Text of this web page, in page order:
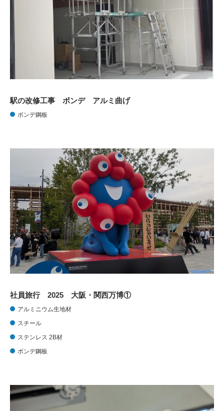
駅の改修工事 ボンデ アルミ曲げ
ボンデ鋼板
社員旅行 2025 大阪・関西万博①
アルミニウム生地材
スチール
ステンレス 2B材
ボンデ鋼板